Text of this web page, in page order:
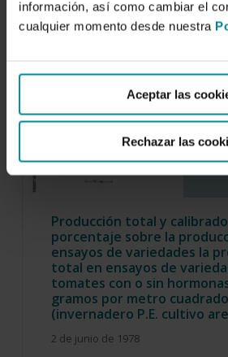
información, así como cambiar el
cualquier momento desde nuestra
Aceptar las
Rechazar las
Producción total y
porcentaje sobre la
ensayos de variedades la
total en ensayos de
tomates con o sin
gramos por metro cuadrado
(invernadero P.E. cultivo
2 de junio de 1978